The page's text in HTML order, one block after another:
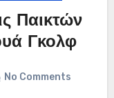
Παικτών
Γκολφ
No Comments